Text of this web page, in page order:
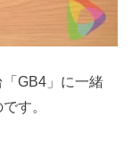
GB4」に一緒
す。